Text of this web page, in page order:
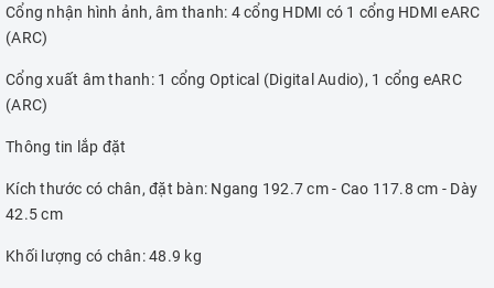
Cổng nhận hình ảnh, âm thanh: 4 cổng HDMI có 1 cổng HDMI eARC
(ARC)
Cổng xuất âm thanh: 1 cổng Optical (Digital Audio), 1 cổng eARC
(ARC)
Thông tin lắp đặt
Kích thước có chân, đặt bàn: Ngang 192.7 cm - Cao 117.8 cm - Dày
42.5 cm
Khối lượng có chân: 48.9 kg